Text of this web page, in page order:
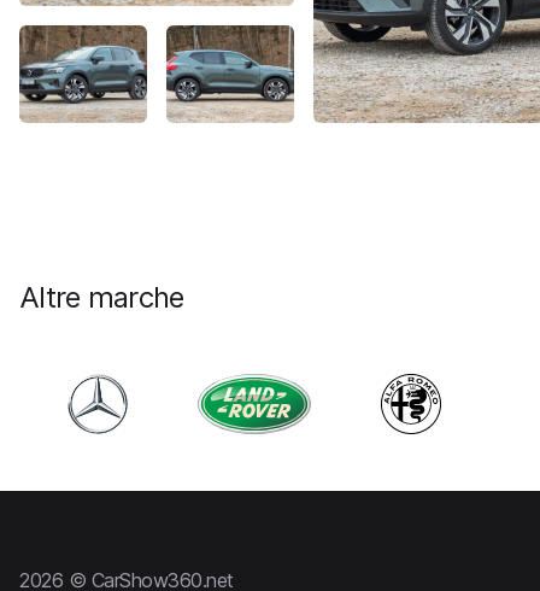
Altre marche
2026 © CarShow360.net